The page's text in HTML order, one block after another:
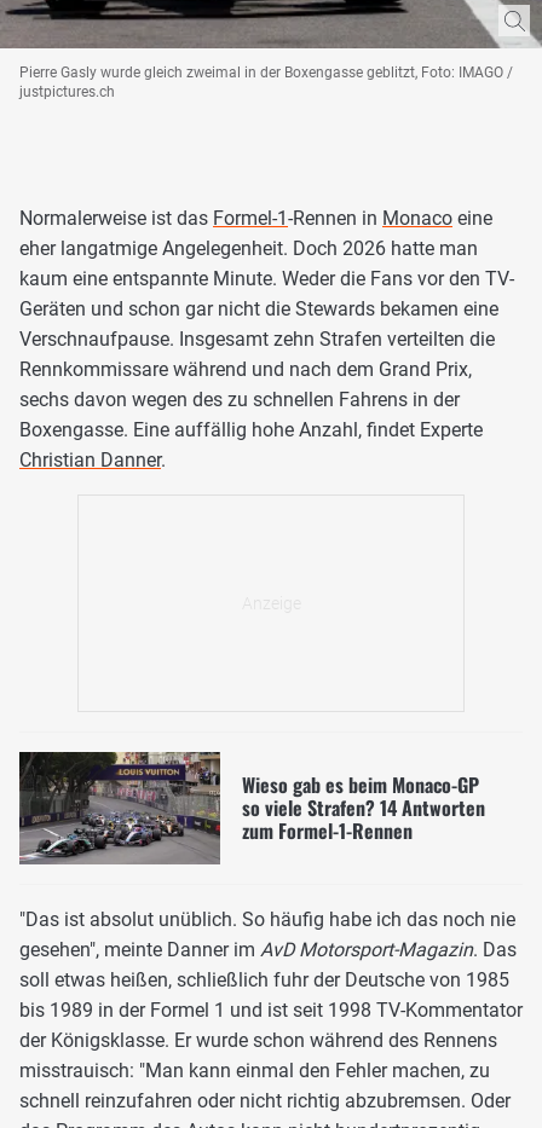
Pierre Gasly wurde gleich zweimal in der Boxengasse geblitzt, Foto: IMAGO /
justpictures.ch
Normalerweise ist das Formel-1-Rennen in Monaco eine
eher langatmige Angelegenheit. Doch 2026 hatte man
kaum eine entspannte Minute. Weder die Fans vor den TV-
Geräten und schon gar nicht die Stewards bekamen eine
Verschnaufpause. Insgesamt zehn Strafen verteilten die
Rennkommissare während und nach dem Grand Prix,
sechs davon wegen des zu schnellen Fahrens in der
Boxengasse. Eine auffällig hohe Anzahl, findet Experte
Christian Danner.
Wieso gab es beim Monaco-GP
so viele Strafen? 14 Antworten
zum Formel-1-Rennen
"Das ist absolut unüblich. So häufig habe ich das noch nie
gesehen", meinte Danner im AvD Motorsport-Magazin. Das
soll etwas heißen, schließlich fuhr der Deutsche von 1985
bis 1989 in der Formel 1 und ist seit 1998 TV-Kommentator
der Königsklasse. Er wurde schon während des Rennens
misstrauisch: "Man kann einmal den Fehler machen, zu
schnell reinzufahren oder nicht richtig abzubremsen. Oder